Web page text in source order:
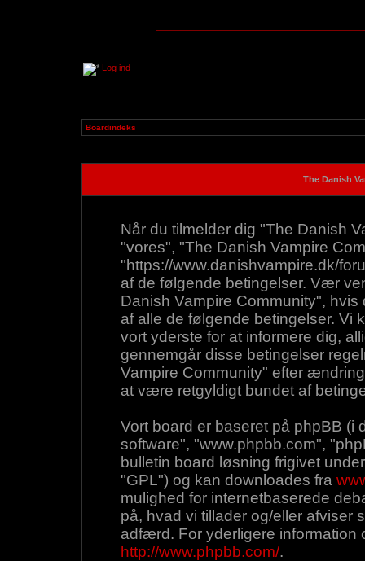
Log ind
Boardindeks
The Danish
Når du tilmelder dig "The Danish
"vores", "The Danish Vampire
"https://www.danishvampire.dk/
af de følgende betingelser. Vær
Danish Vampire Community",
af alle de følgende betingelser. Vi
vort yderste for at informere dig,
gennemgår disse betingelser
Vampire Community" efter
at være retgyldigt bundet af
Vort board er baseret på phpBB (i
software", "www.phpbb.com",
bulletin board løsning frigivet
"GPL") og kan downloades fra
mulighed for internetbaserede
på, hvad vi tillader og/eller afviser
adfærd. For yderligere information
http://www.phpbb.com/.